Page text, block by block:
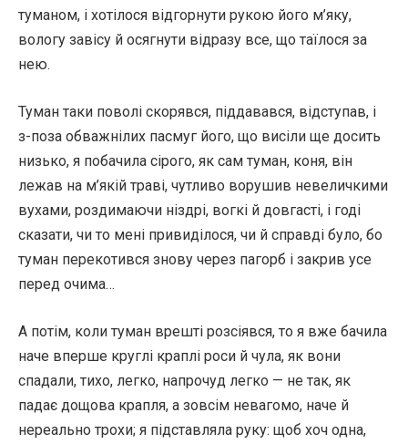
туманом, і хотілося відгорнути рукою його м’яку,
вологу завісу й осягнути відразу все, що таїлося за
нею.
Туман таки поволі скорявся, піддавався, відступав, і
з-поза обважнілих пасмуг його, що висіли ще досить
низько, я побачила сірого, як сам туман, коня, він
лежав на м’якій траві, чутливо ворушив невеличкими
вухами, роздимаючи ніздрі, вогкі й довгасті, і годі
сказати, чи то мені привиділося, чи й справді було, бо
туман перекотився знову через пагорб і закрив усе
перед очима…
А потім, коли туман врешті розсіявся, то я вже бачила
наче вперше круглі краплі роси й чула, як вони
спадали, тихо, легко, напрочуд легко — не так, як
падає дощова крапля, а зовсім невагомо, наче й
нереально трохи; я підставляла руку: щоб хоч одна,